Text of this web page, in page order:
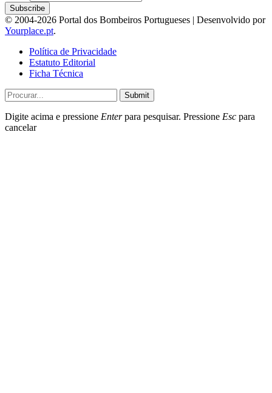
© 2004-2026 Portal dos Bombeiros Portugueses | Desenvolvido por
Yourplace.pt.
Política de Privacidade
Estatuto Editorial
Ficha Técnica
Submit
Digite acima e pressione Enterpara pesquisar. Pressione Esc para
cancelar